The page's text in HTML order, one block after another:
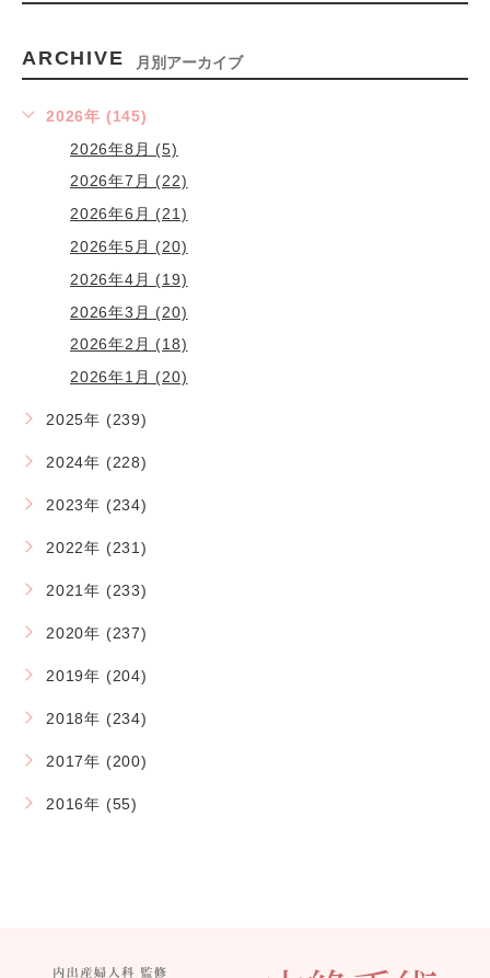
ARCHIVE 月別アーカイブ
2026年 (145)
2026年8月 (5)
2026年7月 (22)
2026年6月 (21)
2026年5月 (20)
2026年4月 (19)
2026年3月 (20)
2026年2月 (18)
2026年1月 (20)
2025年 (239)
2024年 (228)
2023年 (234)
2022年 (231)
2021年 (233)
2020年 (237)
2019年 (204)
2018年 (234)
2017年 (200)
2016年 (55)